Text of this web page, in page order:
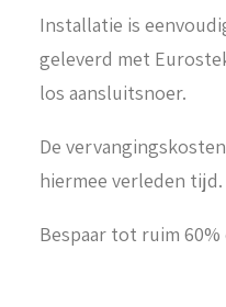
Installatie is
geleverd met
los aansluitsnoer.
De
hiermee verleden tijd.
Bespaar tot ruim